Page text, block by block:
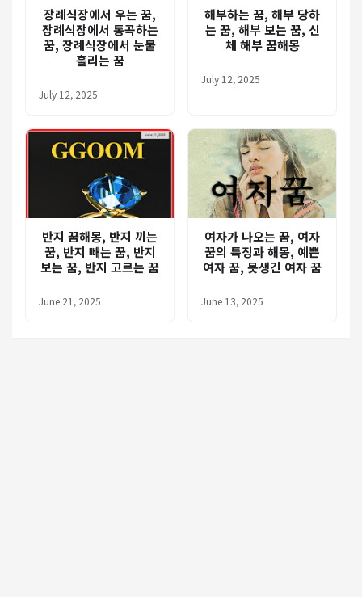
장례식장에서 우는 꿈,
장례식장에서 통곡하는
꿈, 장례식장에서 눈물
흘리는 꿈
July 12, 2025
해부하는 꿈, 해부 당하
는 꿈, 해부 보는 꿈, 신
체 해부 꿈해몽
July 12, 2025
반지 꿈해몽, 반지 끼는
꿈, 반지 빼는 꿈, 반지
보는 꿈, 반지 고르는 꿈
June 21, 2025
여자가 나오는 꿈, 여자
꿈의 특징과 해몽, 예쁜
여자 꿈, 못생긴 여자 꿈
June 13, 2025